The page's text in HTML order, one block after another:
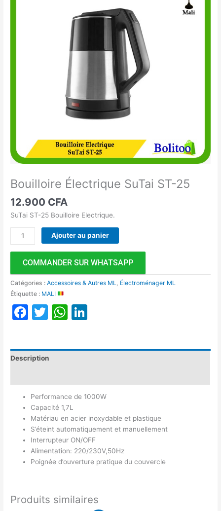
Bouilloire Électrique SuTai ST-25
12.900 CFA
SuTai ST-25 Bouilloire Electrique.
Ajouter au panier
COMMANDER SUR WHATSAPP
Catégories :Accessoires & Autres ML
Électroménager ML
Étiquette : MALI
Facebook
TwitterWhatsApp
Description
Performance de 1000W
Capacité 1,7L
Matériau en acier inoxydable et plastique
S’éteint automatiquement et manuellement
Interrupteur ON/OFF
Alimentation: 220/230V,50Hz
Poignée d’ouverture pratique du couvercle
Produits similaires